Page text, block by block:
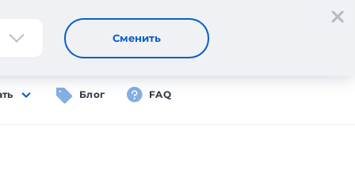
Регистрация Вход
Блог FAQ
Сменить